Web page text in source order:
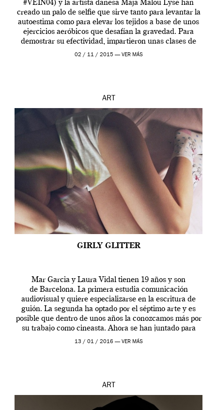
#VEIN04) y la artista danesa Maja Malou Lyse han
creado un palo de selfie que sirve tanto para levantar la
autoestima como para elevar los tejidos a base de unos
ejercicios aeróbicos que desafían la gravedad. Para
demostrar su efectividad, impartieron unas clases de
prueba en el Tate […]
02 / 11 / 2015 — VER MÁS
ART
GIRLY GLITTER
Mar Garcia y Laura Vidal tienen 19 años y son
de Barcelona. La primera estudia comunicación
audiovisual y quiere especializarse en la escritura de
guión. La segunda ha optado por el séptimo arte y es
posible que dentro de unos años la conozcamos más por
su trabajo como cineasta. Ahora se han juntado para
contarnos una […]
13 / 01 / 2016 — VER MÁS
ART